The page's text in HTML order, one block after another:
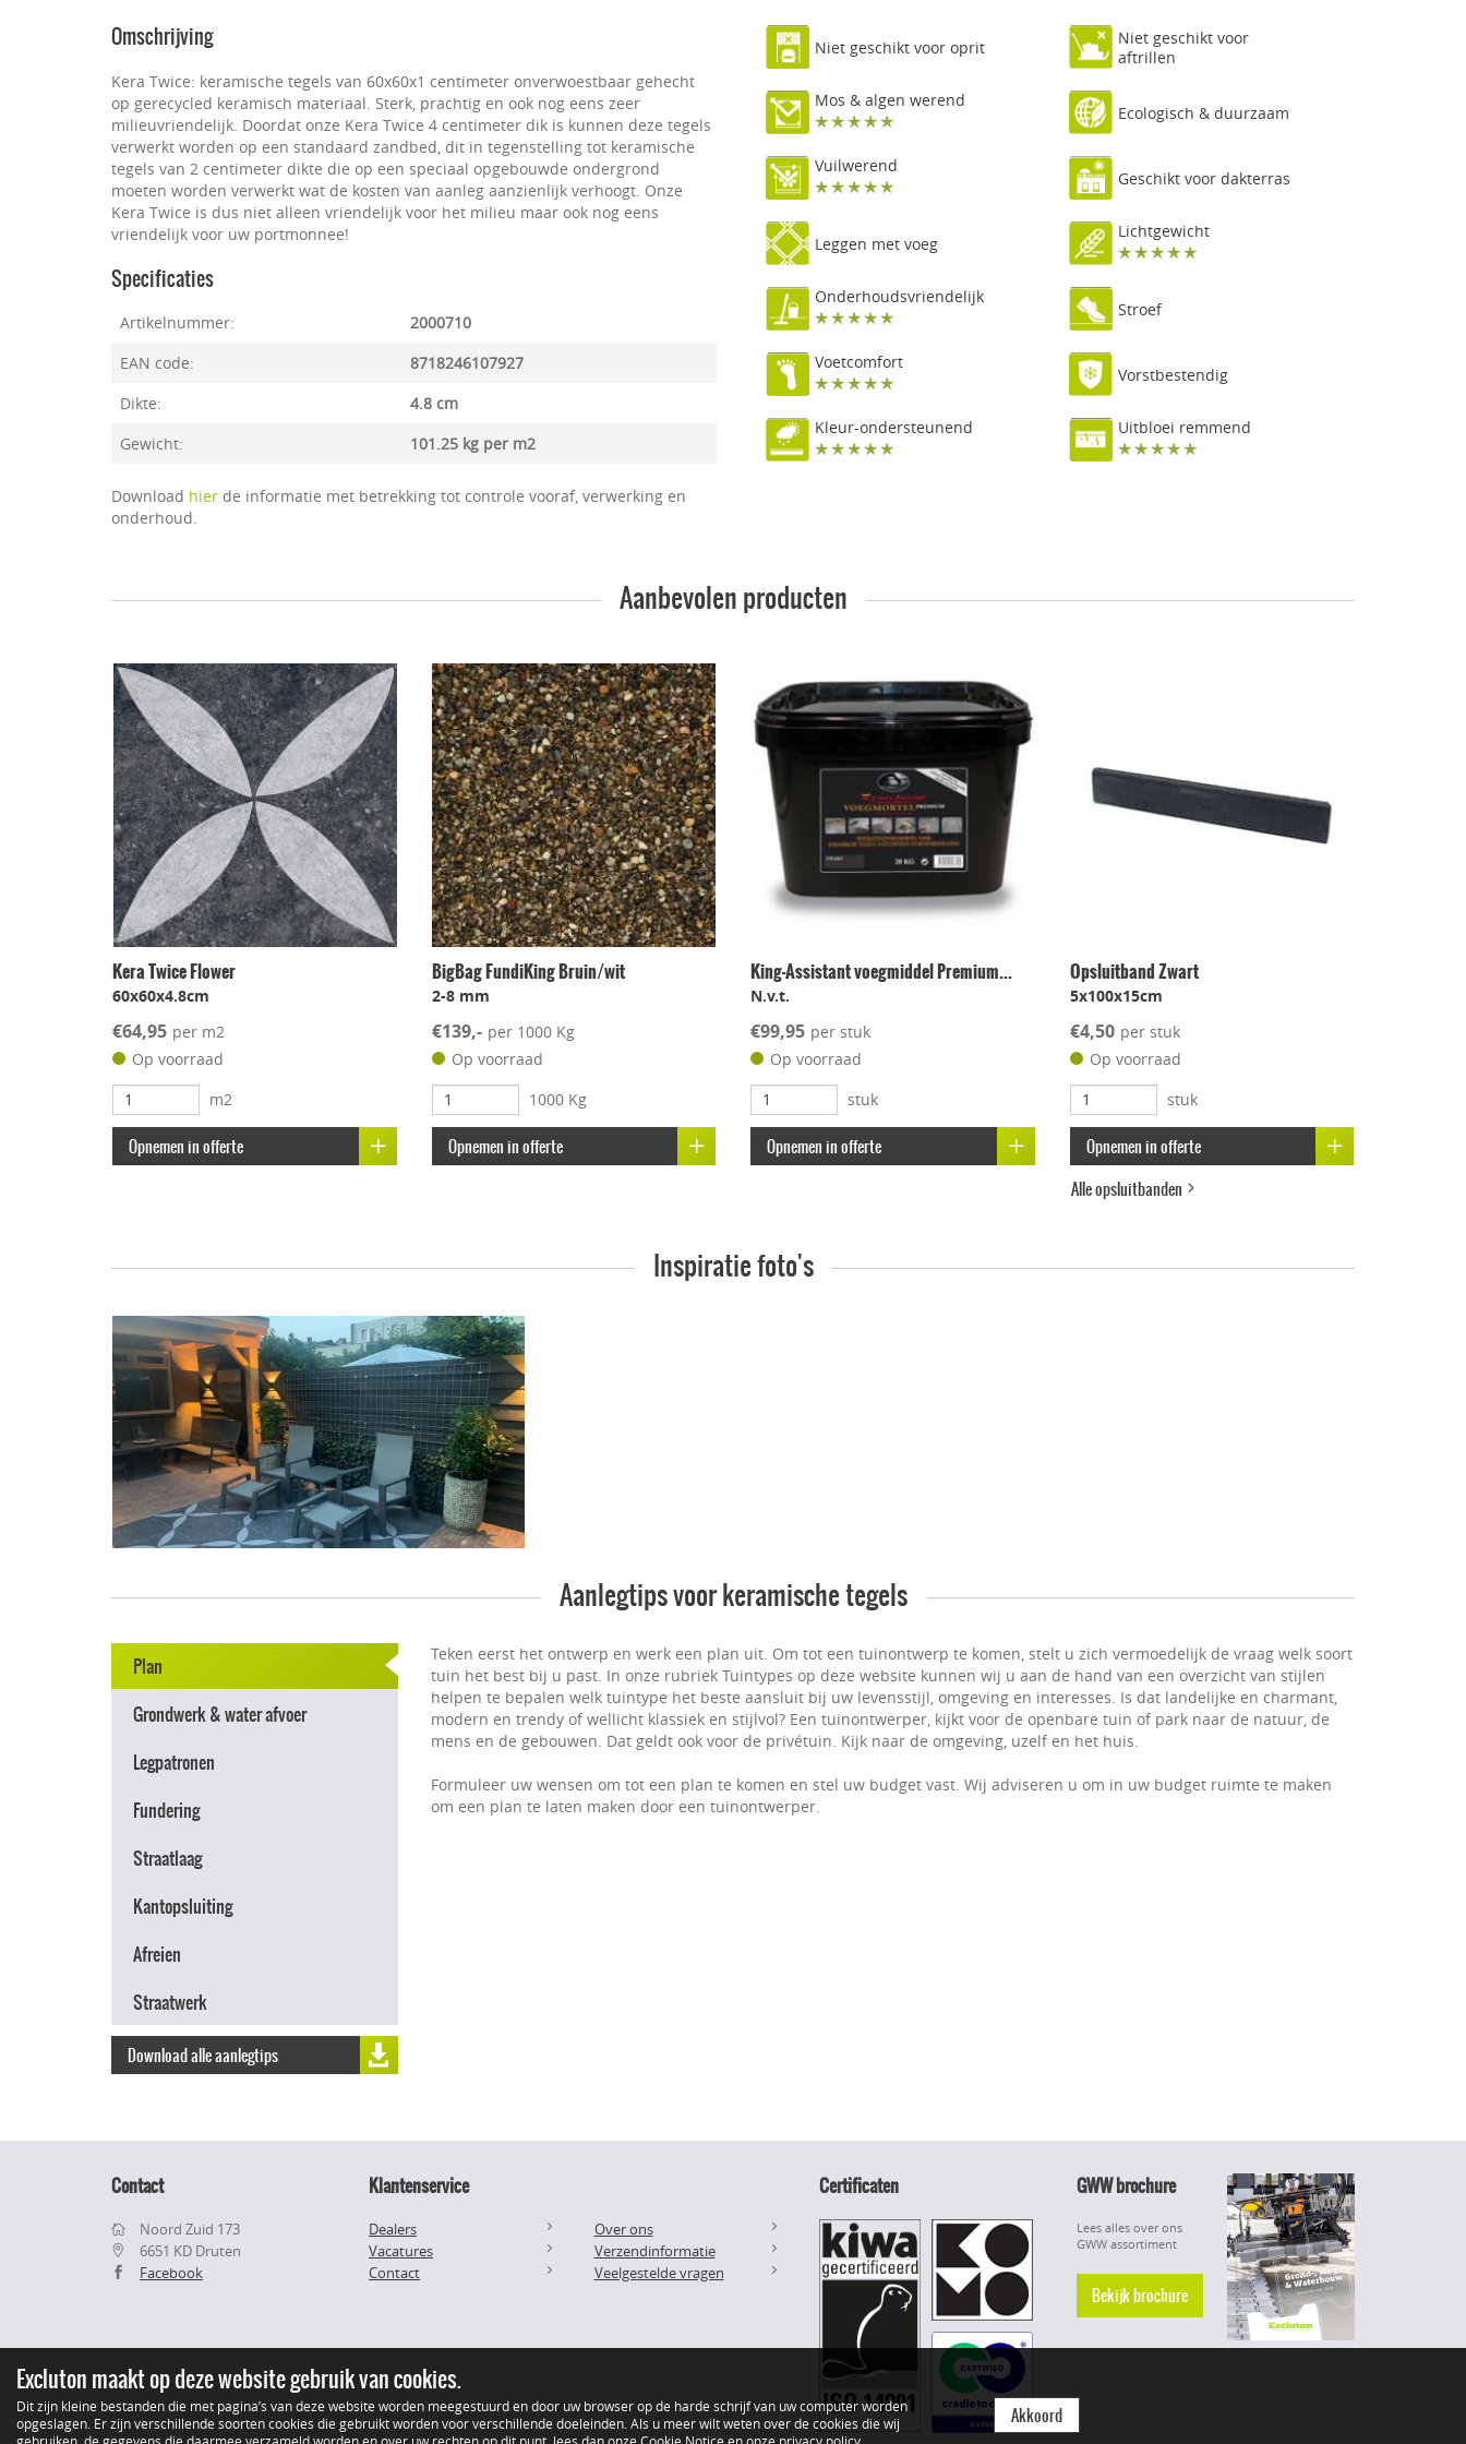
Omschrijving
Kera Twice: keramische tegels van 60x60x1 centimeter onverwoestbaar gehecht
op gerecycled keramisch materiaal. Sterk, prachtig en ook nog eens zeer
milieuvriendelijk. Doordat onze Kera Twice 4 centimeter dik is kunnen deze tegels
verwerkt worden op een standaard zandbed, dit in tegenstelling tot keramische
tegels van 2 centimeter dikte die op een speciaal opgebouwde ondergrond
moeten worden verwerkt wat de kosten van aanleg aanzienlijk verhoogt. Onze
Kera Twice is dus niet alleen vriendelijk voor het milieu maar ook nog eens
vriendelijk voor uw portmonnee!
Specificaties
Artikelnummer:
2000710
EAN code:
8718246107927
Dikte:
4.8 cm
Gewicht:
101.25 kg per m2
Download hier de informatie met betrekking tot controle vooraf, verwerking en
onderhoud.
Niet geschikt voor oprit
Niet geschikt voor
aftrillen
Mos & algen werend
Ecologisch & duurzaam
Vuilwerend
Geschikt voor dakterras
Leggen met voeg
Lichtgewicht
Onderhoudsvriendelijk
Stroef
Voetcomfort
Vorstbestendig
Kleur-ondersteunend Uitbloei remmend
Aanbevolen producten
Kera Twice Flower
60x60x4.8cm
€64,95 per m2
Op voorraad
m2
Opnemen in offerte
BigBag FundiKing Bruin/wit
2-8 mm
€139,- per 1000 Kg
Op voorraad
1000 Kg
Opnemen in offerte
King-Assistant voegmiddel Premium...
N.v.t.
€99,95 per stuk
Op voorraad
stuk
Opnemen in offerte
Opsluitband Zwart
5x100x15cm
€4,50 per stuk
Op voorraad
stuk
Opnemen in offerte
Alle opsluitbanden
Inspiratie foto's
Aanlegtips voor keramische tegels
Plan
Grondwerk & water afvoer
Legpatronen
Fundering
Straatlaag
Kantopsluiting
Afreien
Straatwerk
Download alle aanlegtips
Teken eerst het ontwerp en werk een plan uit. Om tot een tuinontwerp te komen, stelt u zich vermoedelijk de vraag welk soort
tuin het best bij u past. In onze rubriek Tuintypes op deze website kunnen wij u aan de hand van een overzicht van stijlen
helpen te bepalen welk tuintype het beste aansluit bij uw levensstijl, omgeving en interesses. Is dat landelijke en charmant,
modern en trendy of wellicht klassiek en stijlvol? Een tuinontwerper, kijkt voor de openbare tuin of park naar de natuur, de
mens en de gebouwen. Dat geldt ook voor de privétuin. Kijk naar de omgeving, uzelf en het huis.
Formuleer uw wensen om tot een plan te komen en stel uw budget vast. Wij adviseren u om in uw budget ruimte te maken
om een plan te laten maken door een tuinontwerper.
Contact
Noord Zuid 173
6651 KD Druten
Facebook
Klantenservice
Dealers
Vacatures
Contact
Over ons
Verzendinformatie
Veelgestelde vragen
Certificaten GWW brochure
Lees alles over ons
GWW assortiment
Bekijk brochure
Excluton maakt op deze website gebruik van cookies.
Dit zijn kleine bestanden die met pagina’s van deze website worden meegestuurd en door uw browser op de harde schrijf van uw computer worden
opgeslagen. Er zijn verschillende soorten cookies die gebruikt worden voor verschillende doeleinden. Als u meer wilt weten over de cookies die wij
Akkoord